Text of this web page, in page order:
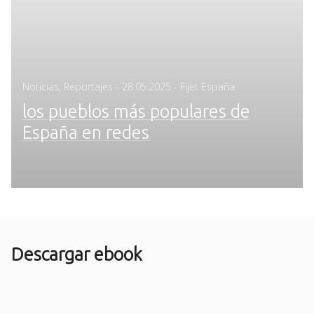
Noticias Reportajes - Posted
28.05.2025 - Fijet España
los pueblos más populares de
España en redes
Descargar ebook